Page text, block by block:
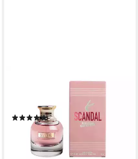
Eau de Parfum SCANDAL,
EDP mit einer eleganten Aura
(230)
ab 61,90 €
(206,33 €/ 100 ml)
lieferbar - in 2-3 Werktagen bei dir